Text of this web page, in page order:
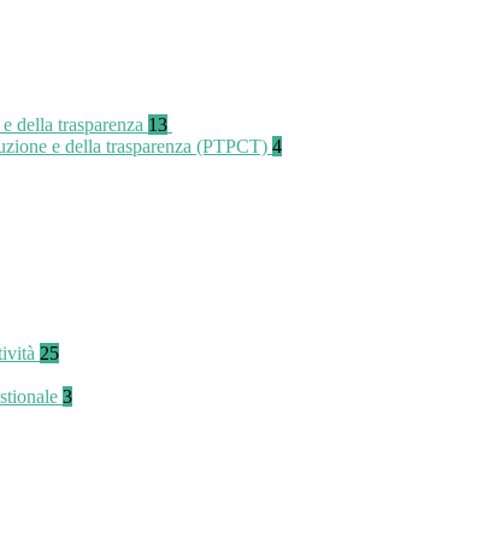
della trasparenza 13
e della trasparenza (PTPCT) 4
25
3